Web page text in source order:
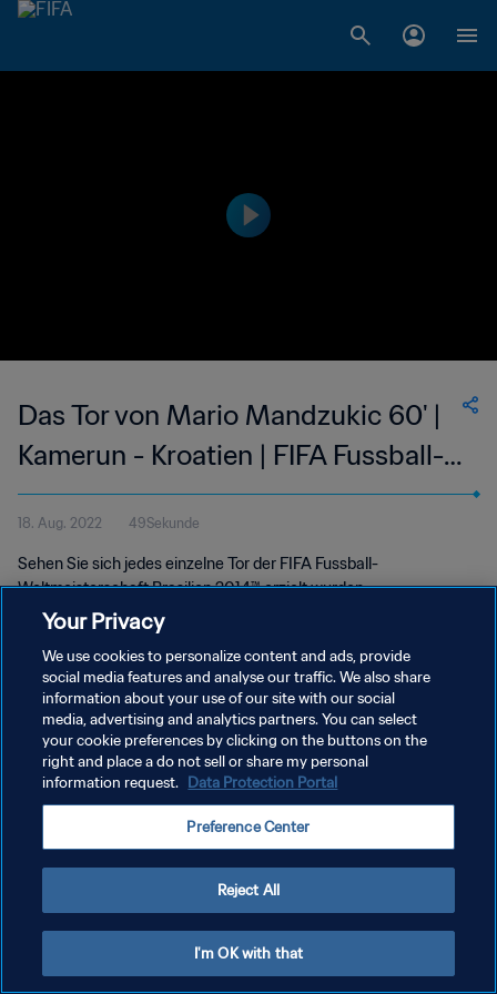
Das Tor von Mario Mandzukic 60' |
Kamerun - Kroatien | FIFA Fussball-
Weltmeisterschaft Brasilien 2014™
18. Aug. 2022 49Sekunde
Sehen Sie sich jedes einzelne Tor der FIFA Fussball-
Weltmeisterschaft Brasilien 2014™ erzielt wurden.
DATENSCHUTZ
NUTZUNGSBEDINGUNGEN
COOKIE-EINSTELLUNGEN VERWALTEN
Your Privacy
We use cookies to personalize content and ads, provide
social media features and analyse our traffic. We also share
information about your use of our site with our social
media, advertising and analytics partners. You can select
your cookie preferences by clicking on the buttons on the
right and place a do not sell or share my personal
information request. Data Protection Portal
Preference Center
Reject All
I'm OK with that